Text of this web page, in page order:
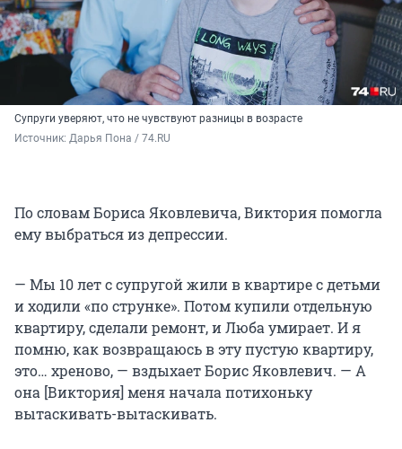
Супруги уверяют, что не чувствуют разницы в возрасте
Источник: Дарья Пона / 74.RU
По словам Бориса Яковлевича, Виктория помогла
ему выбраться из депрессии.
— Мы 10 лет с супругой жили в квартире с детьми
и ходили «по струнке». Потом купили отдельную
квартиру, сделали ремонт, и Люба умирает. И я
помню, как возвращаюсь в эту пустую квартиру,
это… хреново, — вздыхает Борис Яковлевич. — А
она [Виктория] меня начала потихоньку
вытаскивать-вытаскивать.